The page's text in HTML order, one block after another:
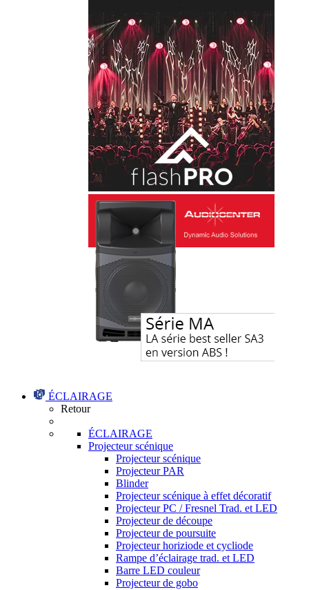
ÉCLAIRAGE
Retour
ÉCLAIRAGE
Projecteur scénique
Projecteur scénique
Projecteur PAR
Blinder
Projecteur scénique à effet décoratif
Projecteur PC / Fresnel Trad. et LED
Projecteur de découpe
Projecteur de poursuite
Projecteur horiziode et cycliode
Rampe d’éclairage trad. et LED
Barre LED couleur
Projecteur de gobo